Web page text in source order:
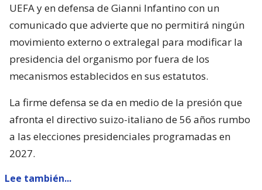
UEFA y en defensa de Gianni Infantino con un
comunicado que advierte que no permitirá ningún
movimiento externo o extralegal para modificar la
presidencia del organismo por fuera de los
mecanismos establecidos en sus estatutos.
La firme defensa se da en medio de la presión que
afronta el directivo suizo-italiano de 56 años rumbo
a las elecciones presidenciales programadas en
2027.
Lee también...